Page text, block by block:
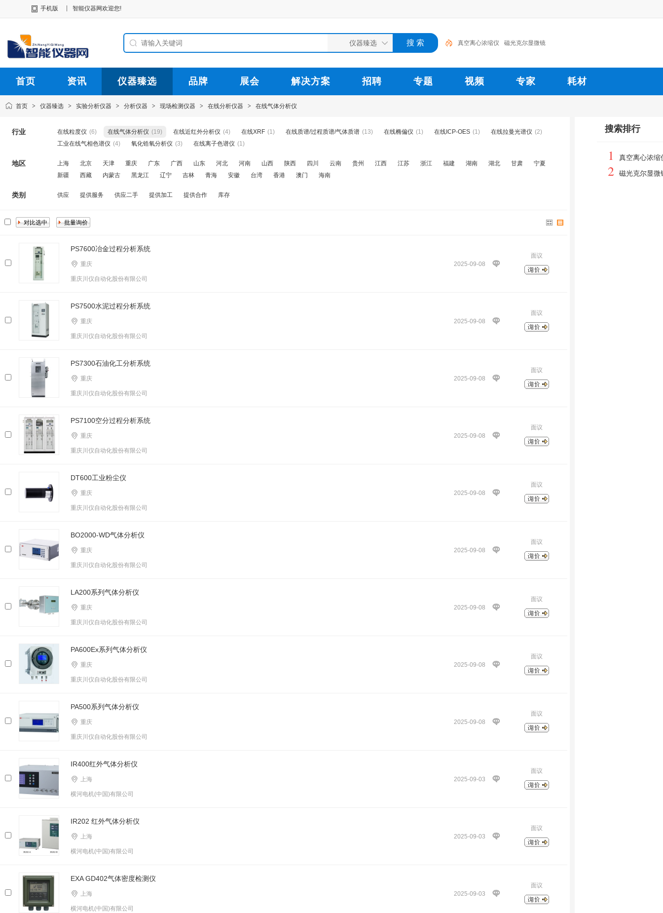
手机版 智能仪器网欢迎您!
真空离心浓缩仪 磁光克尔显微镜
首页 资讯 仪器臻选 品牌 展会 解决方案 招聘 专题 视频 专家 耗材
首页 > 仪器臻选 > 实验分析仪器 > 分析仪器 > 现场检测仪器 > 在线分析仪器 > 在线气体分析仪
行业 在线粒度仪 (6) 在线气体分析仪 (19) 在线近红外分析仪 (4) 在线XRF (1) 在线质谱/过程质谱/气体质谱 (13) 在线椭偏仪 (1) 在线ICP-OES (1) 在线拉曼光谱仪 (2)
工业在线气相色谱仪 (4) 氧化锆氧分析仪 (3) 在线离子色谱仪 (1)
地区 上海 北京 天津 重庆 广东 广西 山东 河北 河南 山西 陕西 四川 云南 贵州 江西 江苏 浙江 福建 湖南 湖北 甘肃
宁夏
新疆
西藏 内蒙古 黑龙江 辽宁 吉林 青海 安徽 台湾 香港 澳门 海南
类别 供应 提供服务 供应二手 提供加工 提供合作 库存
PS7600冶金过程分析系统
2025-09-08
重庆
重庆川仪自动化股份有限公司
面议
PS7500水泥过程分析系统
2025-09-08
重庆
重庆川仪自动化股份有限公司
面议
PS7300石油化工分析系统
2025-09-08
重庆
重庆川仪自动化股份有限公司
面议
PS7100空分过程分析系统
2025-09-08
重庆
重庆川仪自动化股份有限公司
面议
DT600工业粉尘仪
2025-09-08
重庆
重庆川仪自动化股份有限公司
面议
BO2000-WD气体分析仪
2025-09-08
重庆
重庆川仪自动化股份有限公司
面议
LA200系列气体分析仪
2025-09-08
重庆
重庆川仪自动化股份有限公司
面议
PA600Ex系列气体分析仪
2025-09-08
重庆
重庆川仪自动化股份有限公司
面议
PA500系列气体分析仪
2025-09-08
重庆
重庆川仪自动化股份有限公司
面议
IR400红外气体分析仪
2025-09-03
上海
横河电机(中国)有限公司
面议
IR202 红外气体分析仪
2025-09-03
上海
横河电机(中国)有限公司
面议
EXA GD402气体密度检测仪
2025-09-03
上海
横河电机(中国)有限公司
面议
搜索排行
1 真空离心浓缩
2 磁光克尔显微